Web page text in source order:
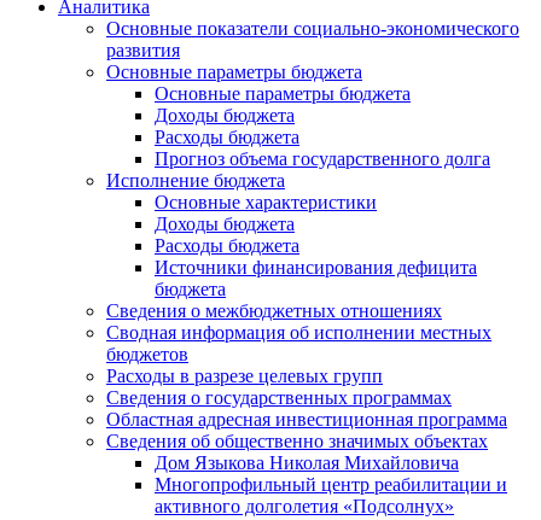
Аналитика
Основные показатели социально-экономического
развития
Основные параметры бюджета
Основные параметры бюджета
Доходы бюджета
Расходы бюджета
Прогноз объема государственного долга
Исполнение бюджета
Основные характеристики
Доходы бюджета
Расходы бюджета
Источники финансирования дефицита
бюджета
Сведения о межбюджетных отношениях
Сводная информация об исполнении местных
бюджетов
Расходы в разрезе целевых групп
Сведения о государственных программах
Областная адресная инвестиционная программа
Сведения об общественно значимых объектах
Дом Языкова Николая Михайловича
Многопрофильный центр реабилитации и
активного долголетия «Подсолнух»